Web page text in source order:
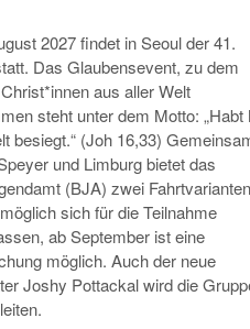
2027 findet in Seoul der 41.
Das Glaubensevent, zu dem
aus aller Welt
steht unter dem Motto: „Habt
besiegt.“ (Joh 16,33)
und Limburg bietet das
(BJA) zwei
sich für die Teilnahme
ab September ist eine
möglich. Auch der neue
Joshy Pottackal wird die